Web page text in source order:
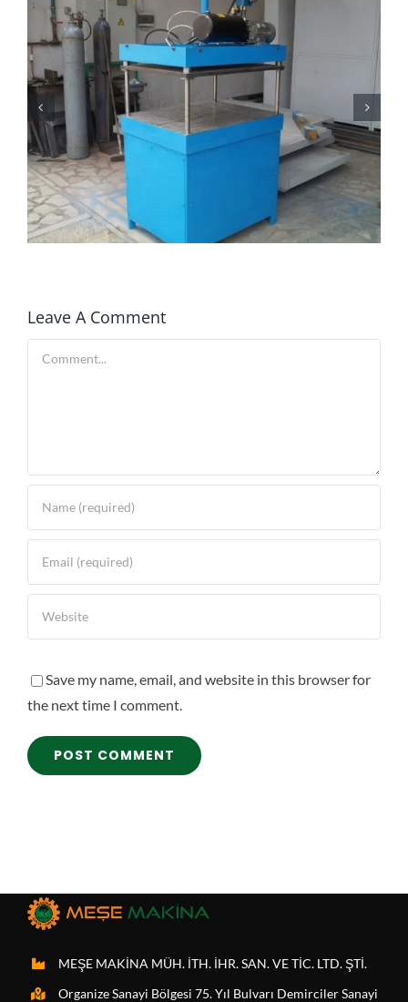
Leave A Comment
Save my name, email, and website in this browser for
the next time I comment.
MEŞE MAKİNA MÜH. İTH. İHR. SAN. VE TİC. LTD. ŞTİ.
Organize Sanayi Bölgesi 75. Yıl Bulvarı Demirciler Sanayi